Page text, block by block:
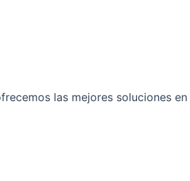
las mejores soluciones en